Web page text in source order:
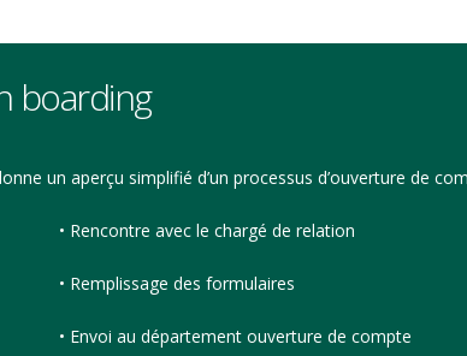
boarding
un aperçu simplifié d’un processus d’ouverture de
• Rencontre avec le chargé de relation
• Remplissage des formulaires
• Envoi au département ouverture de compte